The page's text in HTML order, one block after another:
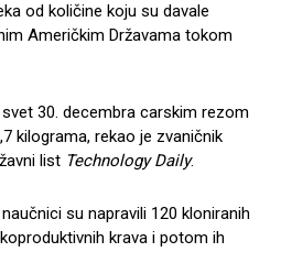
od količine koju su davale
Američkim Državama tokom
30. decembra carskim rezom
kilograma, rekao je zvaničnik
list Technology Daily.
su napravili 120 kloniranih
krava i potom ih